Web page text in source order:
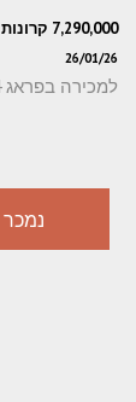
7,290,000 קרונות
26/01/26
למכירה בפראג 4 דירת 2+1 חדרים בגודל 52 מ"ר הדירה
נמכר